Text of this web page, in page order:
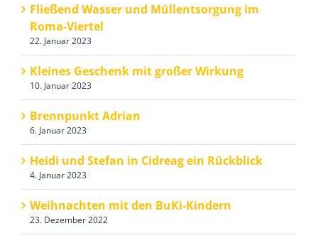
Fließend Wasser und Müllentsorgung im
Roma-Viertel
22. Januar 2023
Kleines Geschenk mit großer Wirkung
10. Januar 2023
Brennpunkt Adrian
6. Januar 2023
Heidi und Stefan in Cidreag ein Rückblick
4. Januar 2023
Weihnachten mit den BuKi-Kindern
23. Dezember 2022